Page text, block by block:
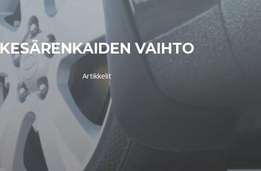
KESÄRENKAIDEN VAIHTO
Artikkelit